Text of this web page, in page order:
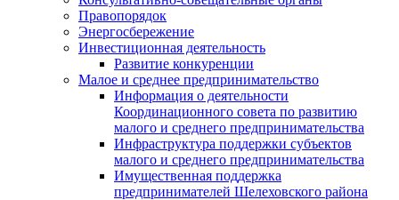
Правопорядок
Энергосбережение
Инвестиционная деятельность
Развитие конкуренции
Малое и среднее предпринимательство
Информация о деятельности
Координационного совета по развитию
малого и среднего предпринимательства
Инфраструктура поддержки субъектов
малого и среднего предпринимательства
Имущественная поддержка
предпринимателей Шелеховского района